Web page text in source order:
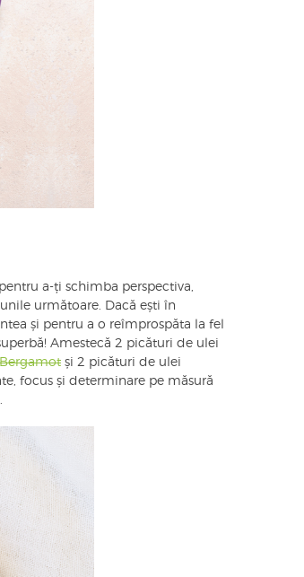
a-ți schimba perspectiva,
următoare. Dacă ești în
și pentru a o reîmprospăta la fel
Amestecă 2 picături de ulei
Bergamot și 2 picături de ulei
focus și determinare pe măsură